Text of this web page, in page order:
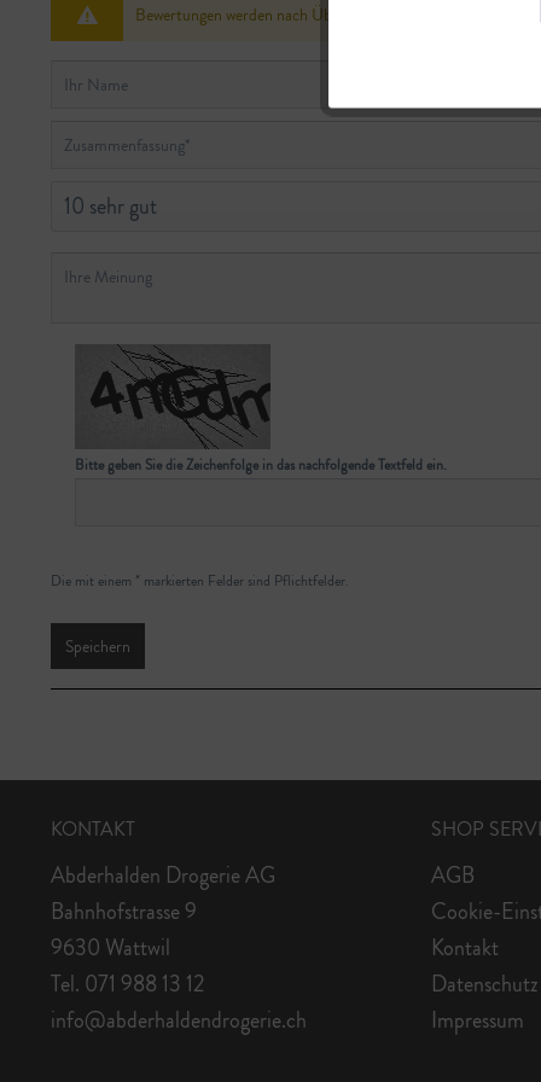
Bewertungen werden nach Überprüfung freigeschaltet.
Bitte geben Sie die Zeichenfolge in das nachfolgende Textfeld ein.
Die mit einem * markierten Felder sind Pflichtfelder.
Speichern
KONTAKT
Abderhalden Drogerie AG
Bahnhofstrasse 9
9630 Wattwil
Tel. 071 988 13 12
info@abderhaldendrogerie.ch
SHOP
AGB
Cookie-
Kontakt
Datenschutz
Impressum